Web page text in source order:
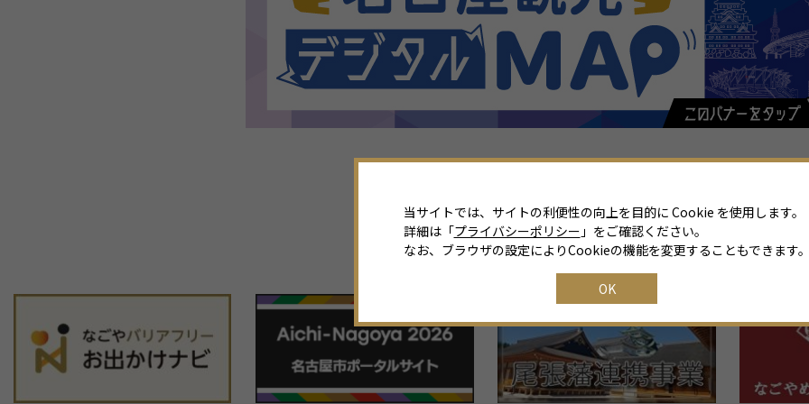
関連リンク
当サイトでは、サイトの利便性の向上を目的に Cookie を使用します。
詳細は「プライバシーポリシー 」をご確認ください。
なお、ブラウザの設定によりCookieの機能を変更することもできます
OK